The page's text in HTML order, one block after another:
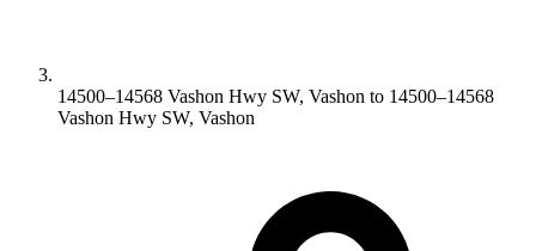
14500–14568 Vashon Hwy SW, Vashon to 14500–14568
Vashon Hwy SW, Vashon